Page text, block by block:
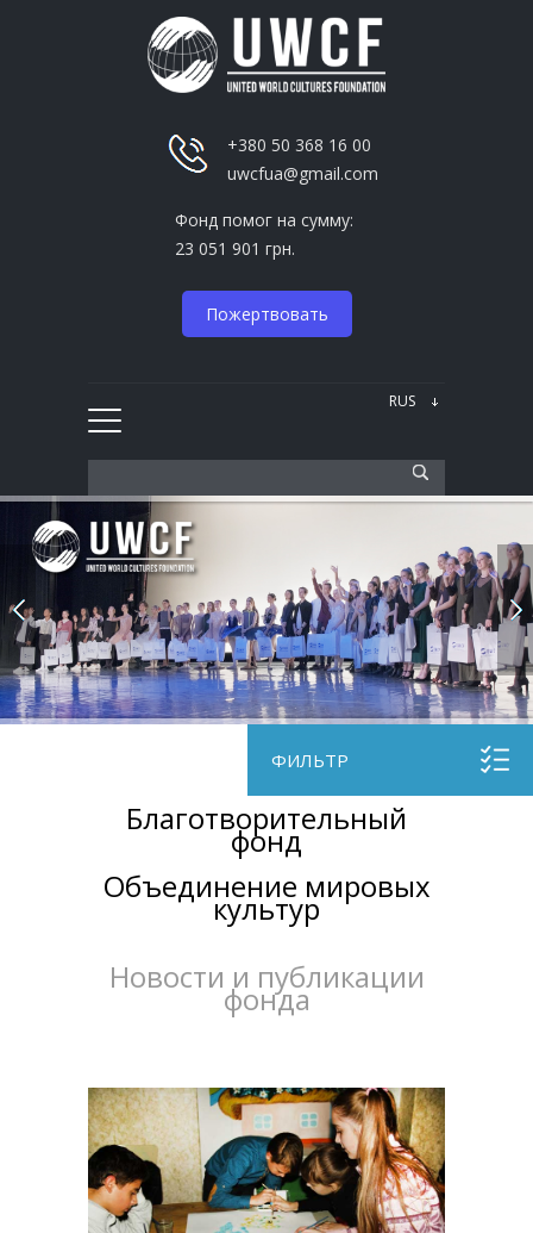
+380 50 368 16 00
uwcfua@gmail.com
Фонд помог на сумму:
23 051 901 грн.
Пожертвовать
ФИЛЬТР
Благотворительный
фонд
Объединение мировых
культур
Новости и публикации
фонда